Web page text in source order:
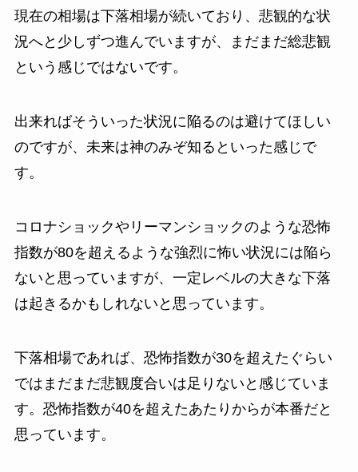
現在の相場は下落相場が続いており、悲観的な状
況へと少しずつ進んでいますが、まだまだ総悲観
という感じではないです。
出来ればそういった状況に陥るのは避けてほしい
のですが、未来は神のみぞ知るといった感じで
す。
コロナショックやリーマンショックのような恐怖
指数が80を超えるような強烈に怖い状況には陥ら
ないと思っていますが、一定レベルの大きな下落
は起きるかもしれないと思っています。
下落相場であれば、恐怖指数が30を超えたぐらい
ではまだまだ悲観度合いは足りないと感じていま
す。恐怖指数が40を超えたあたりからが本番だと
思っています。